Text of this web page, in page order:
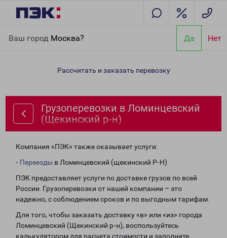
Ваш город Москва? Да Нет
(Щекинский р-н)
Рассчитать и заказать перевозку
Грузоперевозки в Ломинцевский
(Щекинский р-н)
Компания «ПЭК» также оказывает услуги:
- Переезды в Ломинцевский (щекинский Р-Н)
ПЭК предоставляет услуги по доставке грузов по всей
России. Грузоперевозки от нашей компании – это
надежно, с соблюдением сроков и по выгодным тарифам.
Для того, чтобы заказать доставку «в» или «из» города
Ломинцевский (Щекинский р-н), воспользуйтесь
калькулятором для расчета стоимости и заполните